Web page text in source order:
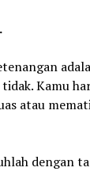
Kamu
atau
dengan